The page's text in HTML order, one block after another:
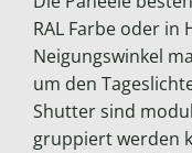
RAL Farbe oder
Neigungswinkel
um den
Shutter sind
gruppiert werden